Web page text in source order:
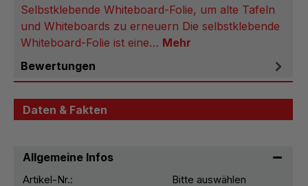
Selbstklebende Whiteboard-Folie, um alte Tafeln
und Whiteboards zu erneuern Die selbstklebende
Whiteboard-Folie ist eine… Mehr
Bewertungen
Daten & Fakten
Allgemeine Infos
Artikel-Nr.: Bitte auswählen